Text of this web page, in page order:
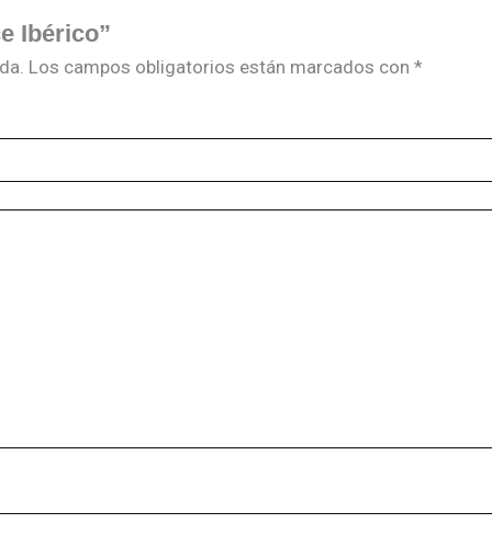
Ibérico”
Los campos obligatorios están marcados con *